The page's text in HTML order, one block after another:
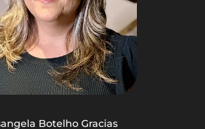
Botelho Gracias